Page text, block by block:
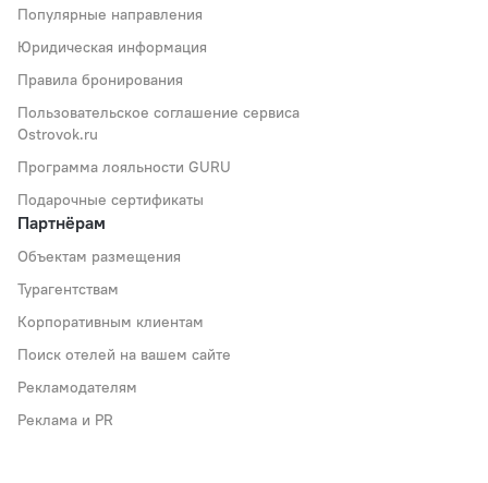
Популярные направления
Юридическая информация
Правила бронирования
Пользовательское соглашение сервиса
Ostrovok.ru
Программа лояльности GURU
Подарочные сертификаты
Партнёрам
Объектам размещения
Турагентствам
Корпоративным клиентам
Поиск отелей на вашем сайте
Рекламодателям
Реклама и PR